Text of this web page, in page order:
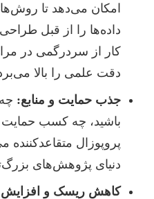
امکان می‌دهد تا
داده‌ها را از قبل
کار از سردرگمی در
دقت علمی را بالا
جذب حمایت و منابع:
باشید، چه کسب حمایت
پروپوزال متقاعدکننده
دنیای پژوهش‌های
کاهش ریسک و افزایش